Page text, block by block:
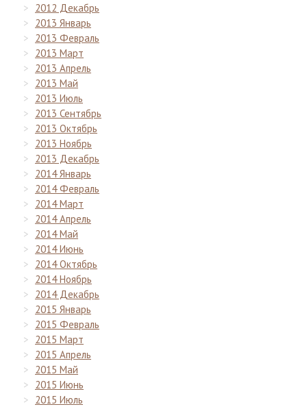
2012 Декабрь
2013 Январь
2013 Февраль
2013 Март
2013 Апрель
2013 Май
2013 Июль
2013 Сентябрь
2013 Октябрь
2013 Ноябрь
2013 Декабрь
2014 Январь
2014 Февраль
2014 Март
2014 Апрель
2014 Май
2014 Июнь
2014 Октябрь
2014 Ноябрь
2014 Декабрь
2015 Январь
2015 Февраль
2015 Март
2015 Апрель
2015 Май
2015 Июнь
2015 Июль